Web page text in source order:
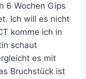
6 Wochen Gips
Ich will es nicht
komme ich in
schaut
es mit
Bruchstück ist